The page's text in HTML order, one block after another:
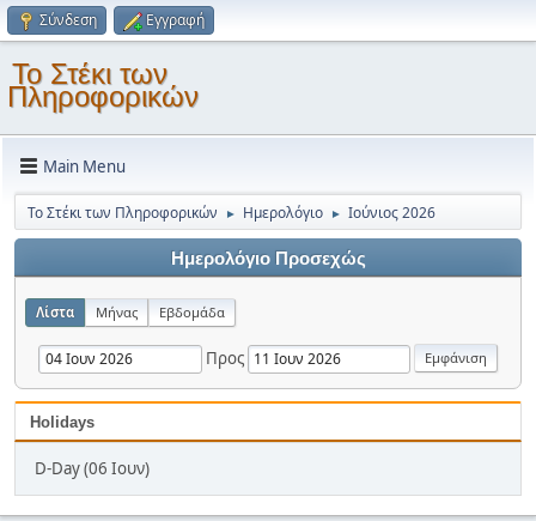
Σύνδεση Εγγραφή
Το Στέκι των
Πληροφορικών
Main Menu
Το Στέκι των Πληροφορικών ► Ημερολόγιο ► Ιούνιος 2026
Ημερολόγιο Προσεχώς
Λίστα Μήνας Εβδομάδα
Προς
Holidays
D-Day (06 Ιουν)